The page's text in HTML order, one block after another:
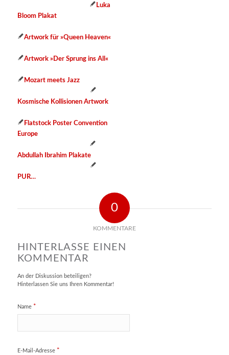
Luka
Bloom Plakat
Artwork für »Queen Heaven«
Artwork »Der Sprung ins All«
Mozart meets Jazz
Kosmische Kollisionen Artwork
Flatstock Poster Convention
Europe
Abdullah Ibrahim Plakate
PUR…
0
KOMMENTARE
HINTERLASSE EINEN
KOMMENTAR
An der Diskussion beteiligen?
Hinterlassen Sie uns Ihren Kommentar!
Name *
E-Mail-Adresse *